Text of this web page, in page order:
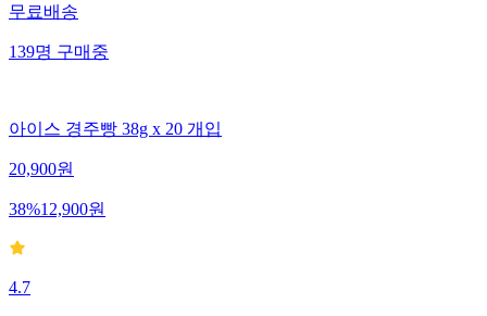
무료배송
139명구매중
아이스 경주빵 38g x 20 개입
20,900원
38%12,900원
4.7